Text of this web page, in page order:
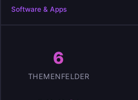
Software & Apps
6
THEMENFELDER